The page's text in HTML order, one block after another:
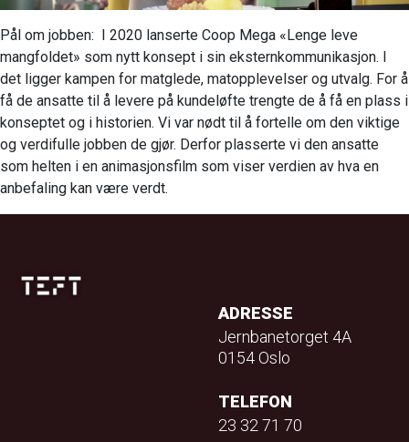
Pål om jobben: I 2020 lanserte Coop Mega «Lenge leve
mangfoldet» som nytt konsept i sin eksternkommunikasjon. I
det ligger kampen for matglede, matopplevelser og utvalg. For å
få de ansatte til å levere på kundeløfte trengte de å få en plass i
konseptet og i historien. Vi var nødt til å fortelle om den viktige
og verdifulle jobben de gjør. Derfor plasserte vi den ansatte
som helten i en animasjonsfilm som viser verdien av hva en
anbefaling kan være verdt.
ADRESSE
Jernbanetorget 4A
0154 Oslo
TELEFON
23 32 71 70